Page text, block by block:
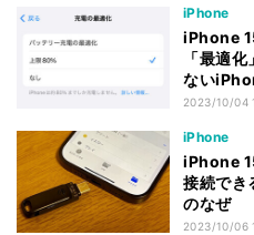
iPhone
iPhone
「最適
ない
2023/10/04
iPhone
iPhone
接続でき
のなぜ
2023/10/06